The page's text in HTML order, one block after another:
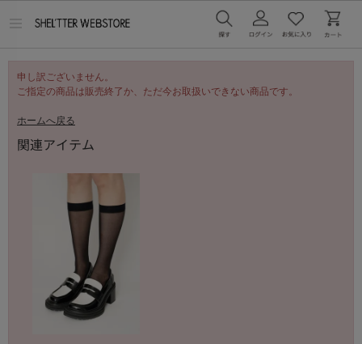
を
開
申し訳ございません。
ご指定の商品は販売終了か、ただ今お取扱いできない商品です。
ホームへ戻る
関連アイテム